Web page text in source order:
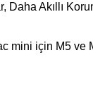
Daha Akıllı
mini için M5 ve